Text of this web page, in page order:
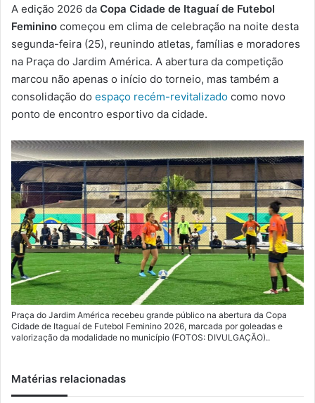
e
-
m
a
A edição 2026 da Copa Cidade de Itaguaí de Futebol
Feminino começou em clima de celebração na noite desta
segunda-feira (25), reunindo atletas, famílias e moradores
na Praça do Jardim América. A abertura da competição
marcou não apenas o início do torneio, mas também a
consolidação do espaço recém-revitalizado como novo
ponto de encontro esportivo da cidade.
Praça do Jardim América recebeu grande público na abertura da Copa
Cidade de Itaguaí de Futebol Feminino 2026, marcada por goleadas e
valorização da modalidade no município (FOTOS: DIVULGAÇÃO)..
Matérias relacionadas